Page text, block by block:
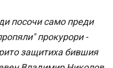
посочи само преди
прокурори -
защитиха бившия